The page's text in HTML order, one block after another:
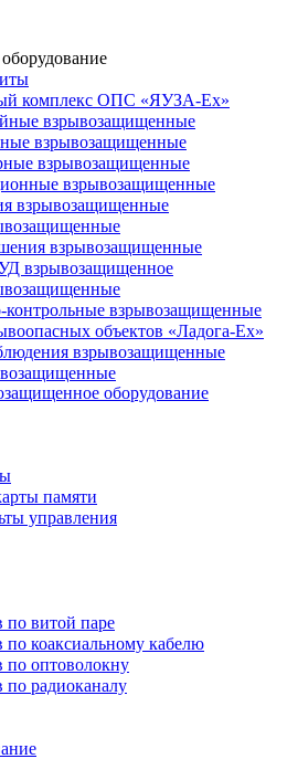
комплекс ОПС «ЯУЗА-Ех»
взрывозащищенные
взрывозащищенные
взрывозащищенные
взрывозащищенные
взрывозащищенные
взрывозащищенные
взрывозащищенное
взрывозащищенные
объектов «Ладога-Ex»
взрывозащищенные
оборудование
памяти
управления
по витой паре
по коаксиальному кабелю
по оптоволокну
по радиоканалу